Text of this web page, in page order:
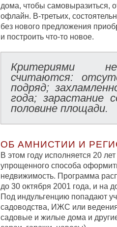
дома, чтобы самовыразиться,
офлайн. В-третьих,
без нового предложения
и построить что-то новое.
Критериями
считаются:
подряд;
года; зарастание
половине площади.
ОБ АМНИСТИИ И
В этом году исполняется 20
упрощенного способа
недвижимость. Программа
до 30 октября 2001 года, и на
Под индульгенцию попадают
садоводства, ИЖС или
садовые и жилые дома и